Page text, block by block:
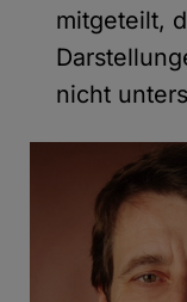
mitgeteilt,
nicht